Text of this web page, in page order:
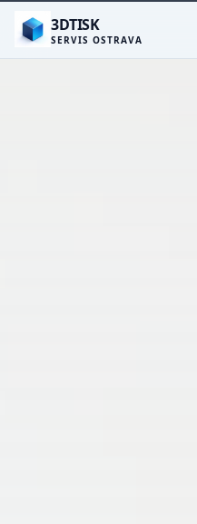
3DTISK
SERVIS OSTRAVA